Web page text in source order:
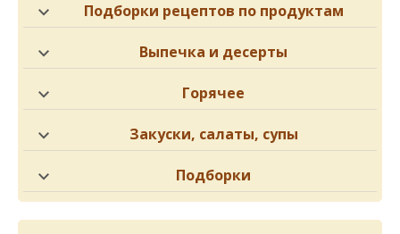
Подборки рецептов по продуктам
Выпечка и десерты
Горячее
Закуски, салаты, супы
Подборки